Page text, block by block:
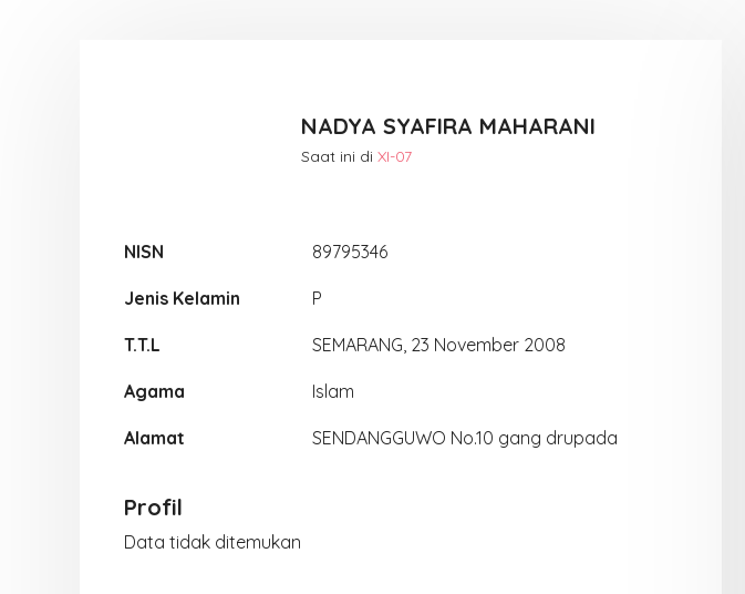
NADYA SYAFIRA MAHARANI
Saat ini di XI-07
NISN 89795346
Jenis Kelamin P
T.T.L SEMARANG, 23 November 2008
Agama Islam
Alamat SENDANGGUWO No.10 gang drupada
Profil
Data tidak ditemukan